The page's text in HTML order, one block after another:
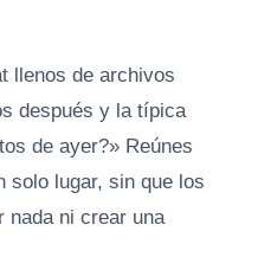
llenos de archivos
después y la típica
de ayer?» Reúnes
solo lugar, sin que los
nada ni crear una